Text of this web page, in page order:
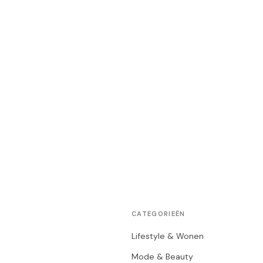
CATEGORIEËN
Lifestyle & Wonen
Mode & Beauty